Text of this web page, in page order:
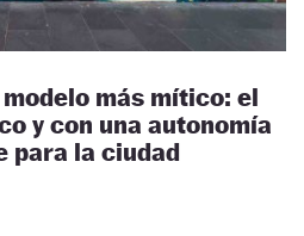
más mítico: el
y con una autonomía
para la ciudad